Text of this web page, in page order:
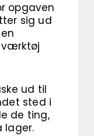
opgaven
sig ud
værktøj
ud til
sted i
de ting,
lager.